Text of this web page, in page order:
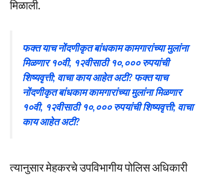
मिळाली.
फक्त याच नोंदणीकृत बांधकाम कामगारांच्या मुलांना
मिळणार १०वी, १२वीसाठी १०,००० रुपयांची
शिष्यवृत्ती; वाचा काय आहेत अटी? फक्त याच
नोंदणीकृत बांधकाम कामगारांच्या मुलांना मिळणार
१०वी, १२वीसाठी १०,००० रुपयांची शिष्यवृत्ती; वाचा
काय आहेत अटी?
त्यानुसार मेहकरचे उपविभागीय पोलिस अधिकारी